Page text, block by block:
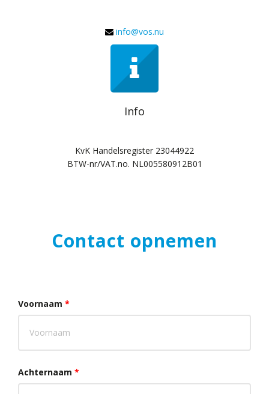
info@vos.nu
Info
KvK Handelsregister 23044922
BTW-nr/VAT.no. NL005580912B01
Contact opnemen
Voornaam *
Achternaam *